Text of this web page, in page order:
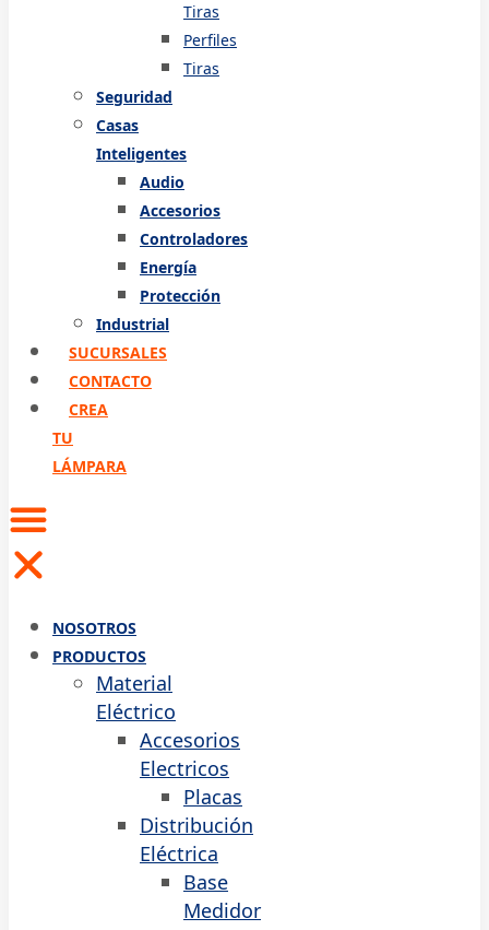
Tiras
Perfiles
Tiras
Seguridad
Casas
Inteligentes
Audio
Accesorios
Controladores
Energía
Protección
Industrial
SUCURSALES
CONTACTO
CREA
TU
LÁMPARA
NOSOTROS
PRODUCTOS
Material
Eléctrico
Accesorios
Electricos
Placas
Distribución
Eléctrica
Base
Medidor